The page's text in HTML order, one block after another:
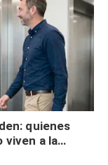
quienes
viven a la